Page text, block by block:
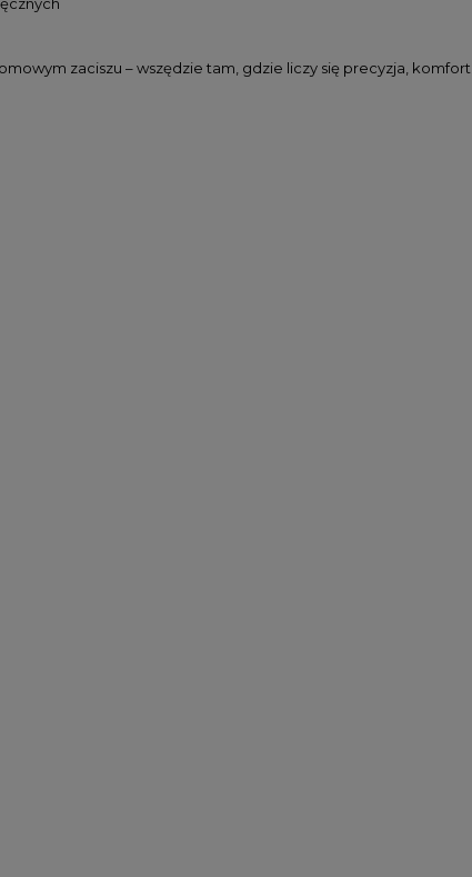
zaciszu – wszędzie tam, gdzie liczy się precyzja,